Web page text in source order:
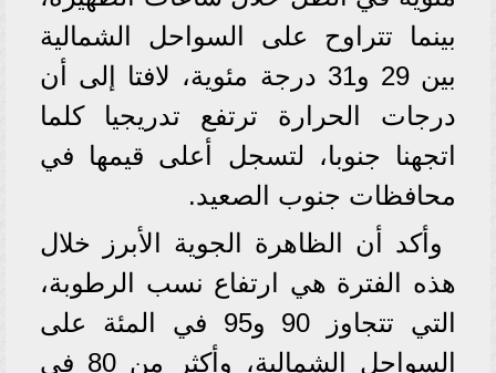
بينما تتراوح على السواحل الشمالية
بين 29 و31 درجة مئوية، لافتا إلى أن
درجات الحرارة ترتفع تدريجيا كلما
اتجهنا جنوبا، لتسجل أعلى قيمها في
محافظات جنوب الصعيد.
وأكد أن الظاهرة الجوية الأبرز خلال
هذه الفترة هي ارتفاع نسب الرطوبة،
التي تتجاوز 90 و95 في المئة على
السواحل الشمالية، وأكثر من 80 في